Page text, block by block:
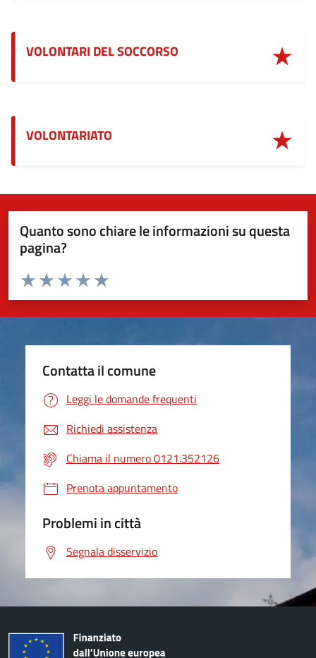
VOLONTARI DEL SOCCORSO
VOLONTARIATO
Quanto sono chiare le informazioni su questa
pagina?
Valuta da 1 a 5 stelle la pagina
Valuta 5 stelle su 5
Valuta 4 stelle su 5
Valuta 3 stelle su 5
Valuta 2 stelle su 5
Valuta 1 stelle su 5
Contatta il comune
Leggi le domande frequenti
Richiedi assistenza
Chiama il numero 0121.352126
Prenota appuntamento
Problemi in città
Segnala disservizio